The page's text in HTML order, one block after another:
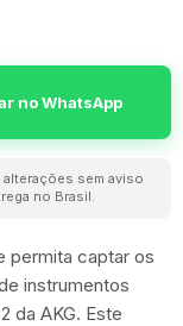
no WhatsApp
sem aviso
no Brasil.
permita captar os
instrumentos
da AKG. Este